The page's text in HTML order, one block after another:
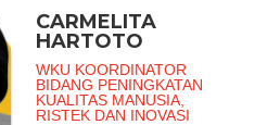
CARMELITA
HARTOTO
WKU KOORDINATOR
BIDANG PENINGKATAN
KUALITAS MANUSIA,
RISTEK DAN INOVASI